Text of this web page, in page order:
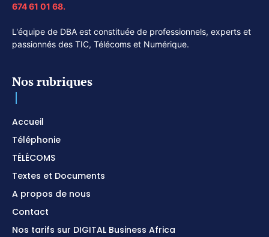
674 61 01 68.
L'équipe de DBA est constituée de professionnels, experts et
passionnés des TIC, Télécoms et Numérique.
Nos rubriques
Accueil
Téléphonie
TÉLÉCOMS
Textes et Documents
A propos de nous
Contact
Nos tarifs sur DIGITAL Business Africa